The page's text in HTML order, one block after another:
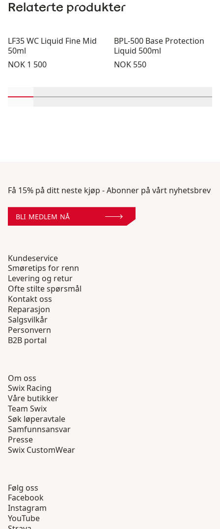
Relaterte produkter
LF35 WC Liquid Fine Mid
50ml
Pris:
NOK 1 500
BPL-500 Base Protection
Liquid 500ml
Pris:
NOK 550
Få 15% på ditt neste kjøp - Abonner på vårt nyhetsbrev
BLI MEDLEM NÅ
Kundeservice
Smøretips for renn
Levering og retur
Ofte stilte spørsmål
Kontakt oss
Reparasjon
Salgsvilkår
Personvern
B2B portal
Om oss
Swix Racing
Våre butikker
Team Swix
Søk løperavtale
Samfunnsansvar
Presse
Swix CustomWear
Følg oss
Facebook
Instagram
YouTube